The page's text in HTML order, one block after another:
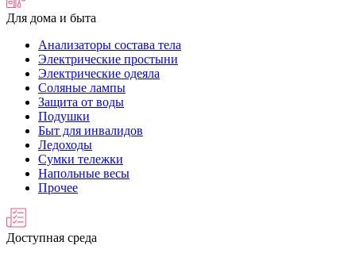
Для дома и быта
Анализаторы состава тела
Электрические простыни
Электрические одеяла
Соляные лампы
Защита от воды
Подушки
Быт для инвалидов
Ледоходы
Сумки тележки
Напольные весы
Прочее
Доступная среда